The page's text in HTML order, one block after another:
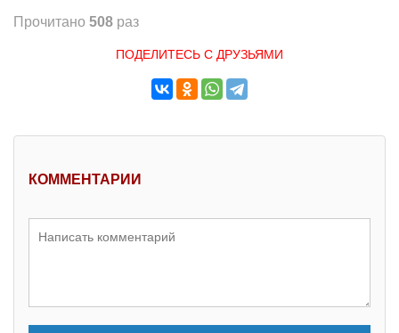
Прочитано 508 раз
ПОДЕЛИТЕСЬ С ДРУЗЬЯМИ
КОММЕНТАРИИ